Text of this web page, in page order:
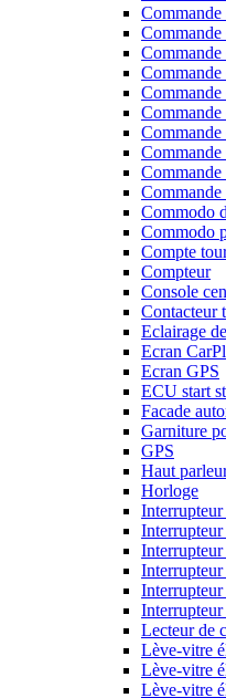
Commande
Commande
Commande
Commande
Commande
Commande
Commande
Commodo
Commodo
Compte
Compteur
Console
Contacteur
Eclairage
Ecran
Ecran GPS
ECU start
Facade
Garniture
GPS
Haut
Horloge
Interrupteur
Lecteur de
Lève-vitre
Lève-vitre
Lève-vitre